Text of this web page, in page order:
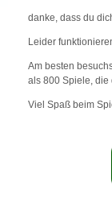
danke, dass du
Leider
Am besten
als 800 Spiele, die
Viel Spaß beim